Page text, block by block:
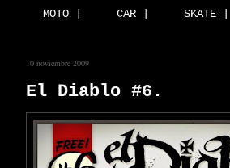
MOTO | CAR | SKATE |
10 noviembre 2009
El Diablo #6.